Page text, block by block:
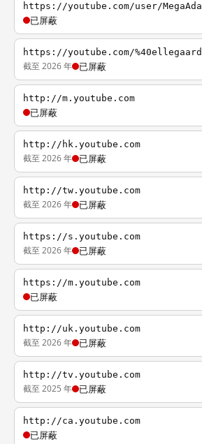
https://youtube.com/user/
已屏蔽
https://youtube.com/
截至 2026 年 已屏蔽
http://m.youtube.com
已屏蔽
http://hk.youtube.com
截至 2026 年 已屏蔽
http://tw.youtube.com
截至 2026 年 已屏蔽
https://s.youtube.com
截至 2026 年 已屏蔽
https://m.youtube.com
已屏蔽
http://uk.youtube.com
截至 2026 年 已屏蔽
http://tv.youtube.com
截至 2025 年 已屏蔽
http://ca.youtube.com
已屏蔽